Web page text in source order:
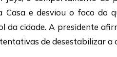
Casa e desviou o foco do
da cidade. A presidente
de desestabilizar